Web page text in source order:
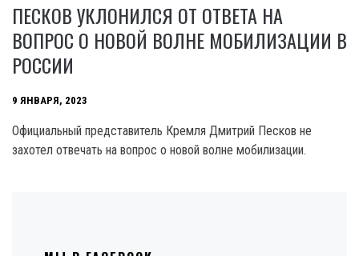
ПЕСКОВ УКЛОНИЛСЯ ОТ ОТВЕТА НА
ВОПРОС О НОВОЙ ВОЛНЕ МОБИЛИЗАЦИИ В
РОССИИ
9 ЯНВАРЯ, 2023
Официальный представитель Кремля Дмитрий Песков не
захотел отвечать на вопрос о новой волне мобилизации.